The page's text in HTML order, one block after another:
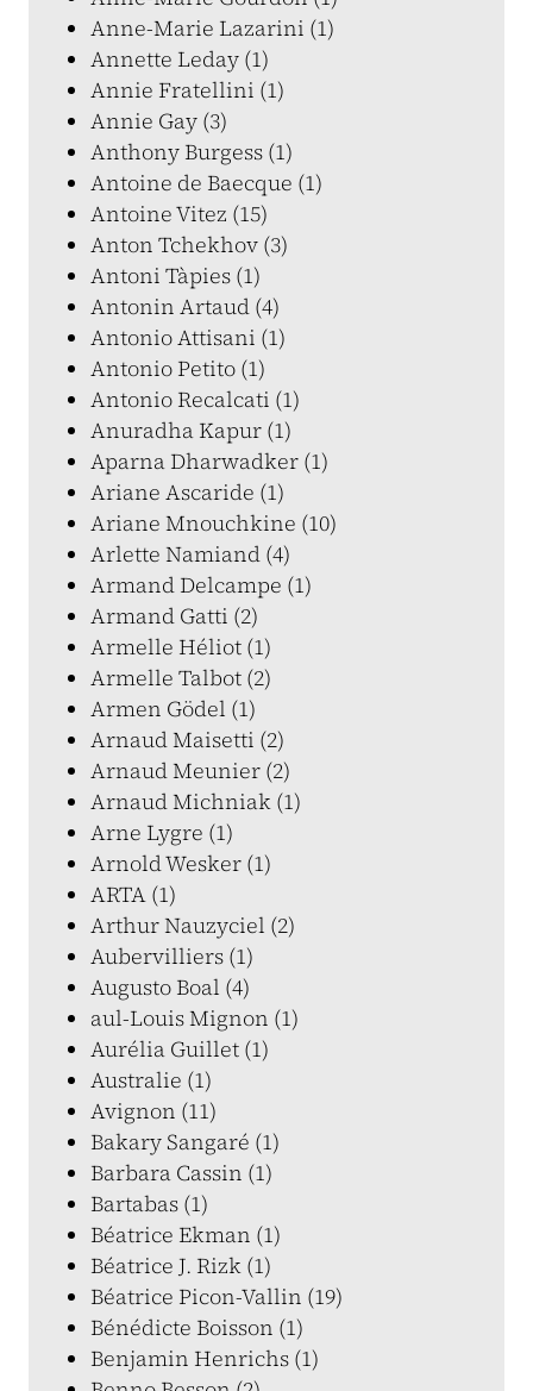
Anne-Marie Lazarini (1)
Annette Leday (1)
Annie Fratellini (1)
Annie Gay (3)
Anthony Burgess (1)
Antoine de Baecque (1)
Antoine Vitez (15)
Anton Tchekhov (3)
Antoni Tàpies (1)
Antonin Artaud (4)
Antonio Attisani (1)
Antonio Petito (1)
Antonio Recalcati (1)
Anuradha Kapur (1)
Aparna Dharwadker (1)
Ariane Ascaride (1)
Ariane Mnouchkine (10)
Arlette Namiand (4)
Armand Delcampe (1)
Armand Gatti (2)
Armelle Héliot (1)
Armelle Talbot (2)
Armen Gödel (1)
Arnaud Maisetti (2)
Arnaud Meunier (2)
Arnaud Michniak (1)
Arne Lygre (1)
Arnold Wesker (1)
ARTA (1)
Arthur Nauzyciel (2)
Aubervilliers (1)
Augusto Boal (4)
aul-Louis Mignon (1)
Aurélia Guillet (1)
Australie (1)
Avignon (11)
Bakary Sangaré (1)
Barbara Cassin (1)
Bartabas (1)
Béatrice Ekman (1)
Béatrice J. Rizk (1)
Béatrice Picon-Vallin (19)
Bénédicte Boisson (1)
Benjamin Henrichs (1)